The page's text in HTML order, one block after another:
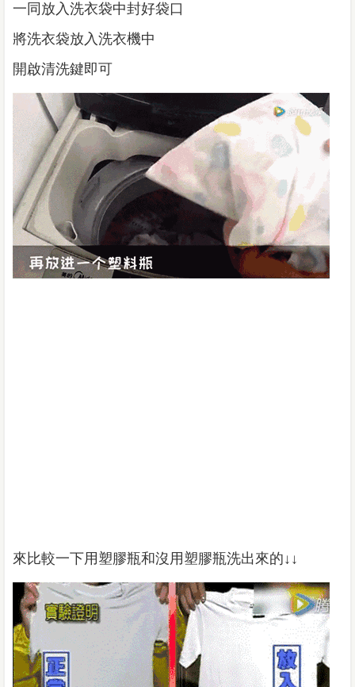
一同放入洗衣袋中封好袋口
將洗衣袋放入洗衣機中
開啟清洗鍵即可
來比較一下用塑膠瓶和沒用塑膠瓶洗出來的↓↓